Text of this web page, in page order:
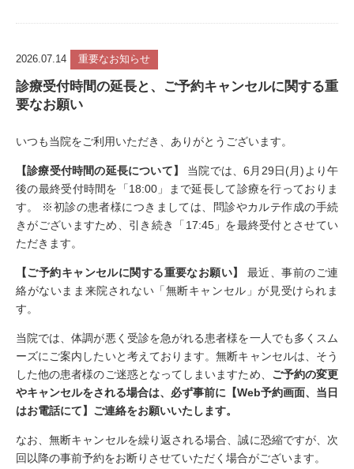
2026.07.14 重要なお知らせ
診療受付時間の延長と、ご予約キャンセルに関する重
要なお願い
いつも当院をご利用いただき、ありがとうございます。
【診療受付時間の延長について】
当院では、6月29日(月)より午
後の最終受付時間を「18:00」まで延長して診療を行っておりま
す。 ※初診の患者様につきましては、問診やカルテ作成の手続
きがございますため、引き続き「17:45」を最終受付とさせてい
ただきます。
【ご予約キャンセルに関する重要なお願い】
最近、事前のご連
絡がないまま来院されない「無断キャンセル」が見受けられま
す。
当院では、体調が悪く受診を急がれる患者様を一人でも多くスム
ーズにご案内したいと考えております。無断キャンセルは、そう
した他の患者様のご迷惑となってしまいますため、 ご予約の変更
やキャンセルをされる場合は、必ず事前に【Web予約画面、当日
はお電話にて】ご連絡をお願いいたします。
なお、無断キャンセルを繰り返される場合、誠に恐縮ですが、次
回以降の事前予約をお断りさせていただく場合がございます。